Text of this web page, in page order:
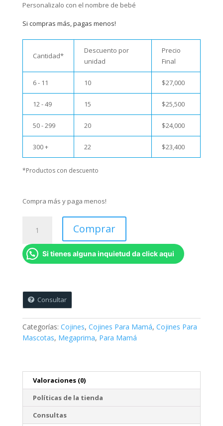
Personalizalo con el nombre de bebé
Si compras más, pagas menos!
Cantidad*
Descuento por
unidad
Precio
Final
6 - 11 10 $27,000
12 - 49 15 $25,500
50 - 299 20 $24,000
300 + 22 $23,400
*Productos con descuento
Compra más y paga menos!
de
la
Madre
Gatuna
cantidad
Comprar
Si tienes alguna inquietud da click aqui
Consultar
Categorías: Cojines, Cojines Para Mamá, Cojines Para
Mascotas, Megaprima, Para Mamá
Valoraciones (0)
Políticas de la tienda
Consultas